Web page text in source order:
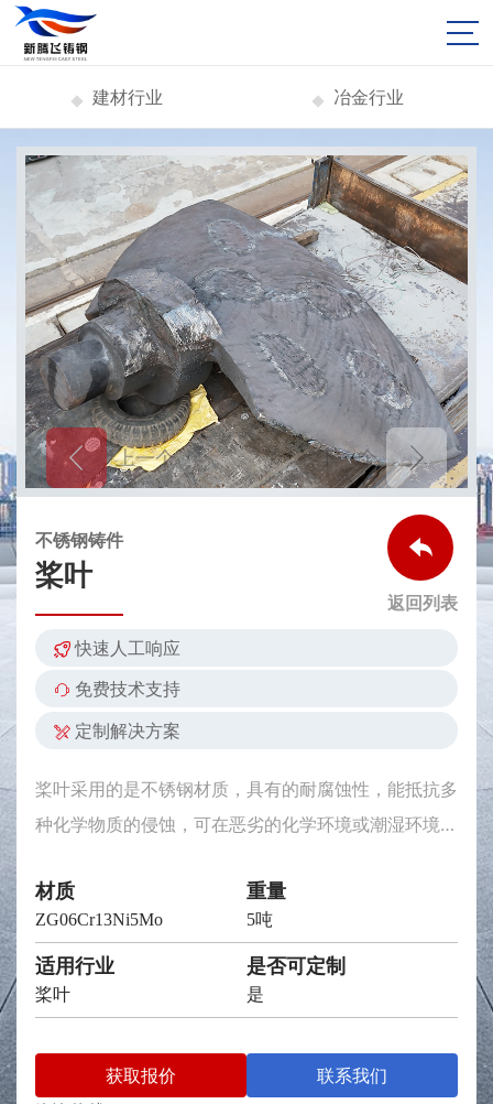
建材行业 冶金行业
上一个 下一个
不锈钢铸件
桨叶
返回列表
快速人工响应
免费技术支持
定制解决方案
桨叶采用的是不锈钢材质，具有的耐腐蚀性，能抵抗多
种化学物质的侵蚀，可在恶劣的化学环境或潮湿环境中
和硬度，使桨叶能够承受的压力和冲击力，在高速旋转
或重载工作条件下的稳定性。
材质
ZG06Cr13Ni5Mo
重量
5吨
适用行业
桨叶
是否可定制
是
获取报价
联系我们